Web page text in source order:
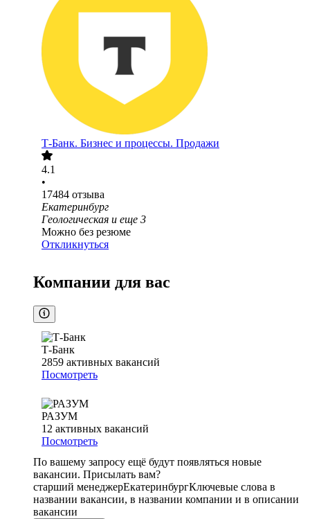
Т-Банк. Бизнес и процессы. Продажи
4.1
•
17484 отзыва
Екатеринбург
Геологическая и еще 3
Можно без резюме
Откликнуться
Компании для вас
Т-Банк
2859 активных вакансий
Посмотреть
РАЗУМ
12 активных вакансий
Посмотреть
По вашему запросу ещё будут появляться новые
вакансии. Присылать вам?
старший менеджерЕкатеринбургКлючевые слова в
названии вакансии, в названии компании и в описании
вакансии